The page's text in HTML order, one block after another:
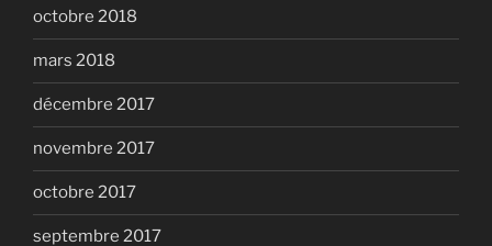
octobre 2018
mars 2018
décembre 2017
novembre 2017
octobre 2017
septembre 2017